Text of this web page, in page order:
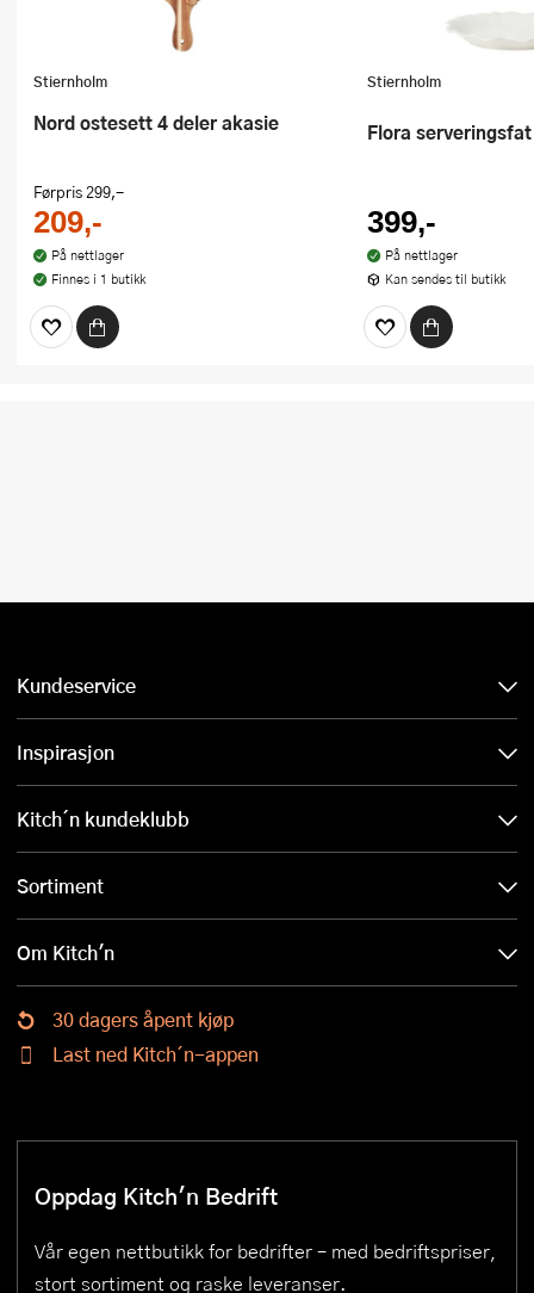
Stiernholm
Nord ostesett 4 deler akasie
Førpris299,-
209,-
På nettlager
Finnes i 1 butikk
Stiernholm
Flora
399,-
På nettlager
Kan sendes til butikk
Kundeservice
Inspirasjon
Kitch´n kundeklubb
Sortiment
Om Kitch'n
30 dagers åpent kjøp
Last ned Kitch´n-appen
Oppdag Kitch'n Bedrift
Vår egen nettbutikk for bedrifter – med bedriftspriser,
stort sortiment og raske leveranser.